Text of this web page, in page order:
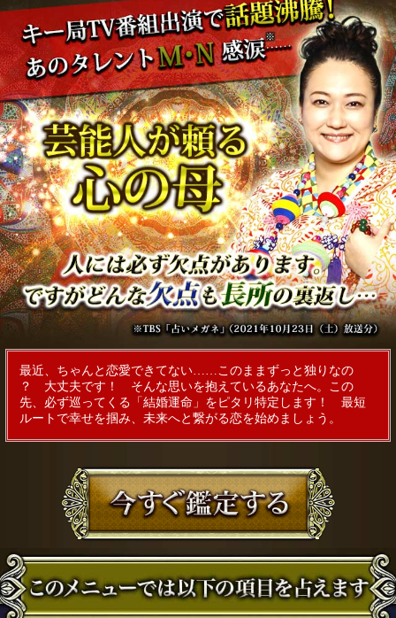
最近、ちゃんと恋愛できてない……このままずっと独りなの
？ 大丈夫です！ そんな思いを抱えているあなたへ。この
先、必ず巡ってくる「結婚運命」をピタリ特定します！ 最短
ルートで幸せを掴み、未来へと繋がる恋を始めましょう。